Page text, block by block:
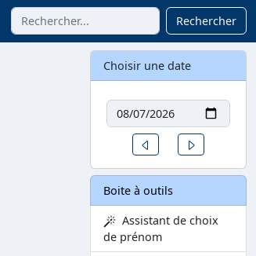
Rechercher
Choisir une date
Date
Un jour avant
Boite à outils
Assistant de choix
de prénom